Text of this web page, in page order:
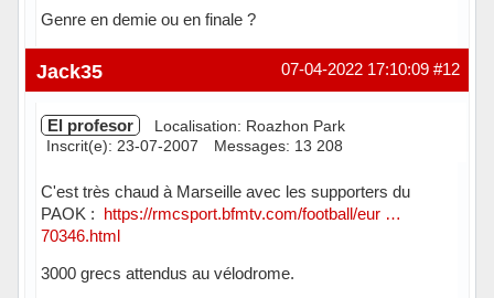
Genre en demie ou en finale ?
#12
07-04-2022 17:10:09
Jack35
El profesor
Localisation: Roazhon Park
Inscrit(e): 23-07-2007
Messages: 13 208
C'est très chaud à Marseille avec les supporters du
PAOK : https://rmcsport.bfmtv.com/football/eur …
70346.html
3000 grecs attendus au vélodrome.